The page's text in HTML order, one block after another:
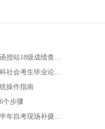
合肥工业大学2019学年合肥函授站18级成绩查询的通知
2019年安徽财经大学自考本科社会考生毕业论文成绩公示
操作指南
个步骤
关于恢复办理安徽2020年上半年自考现场补摄像和信息更正的通知